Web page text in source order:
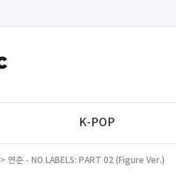
K-POP
> 연준 - NO LABELS: PART 02 (Figure Ver.)